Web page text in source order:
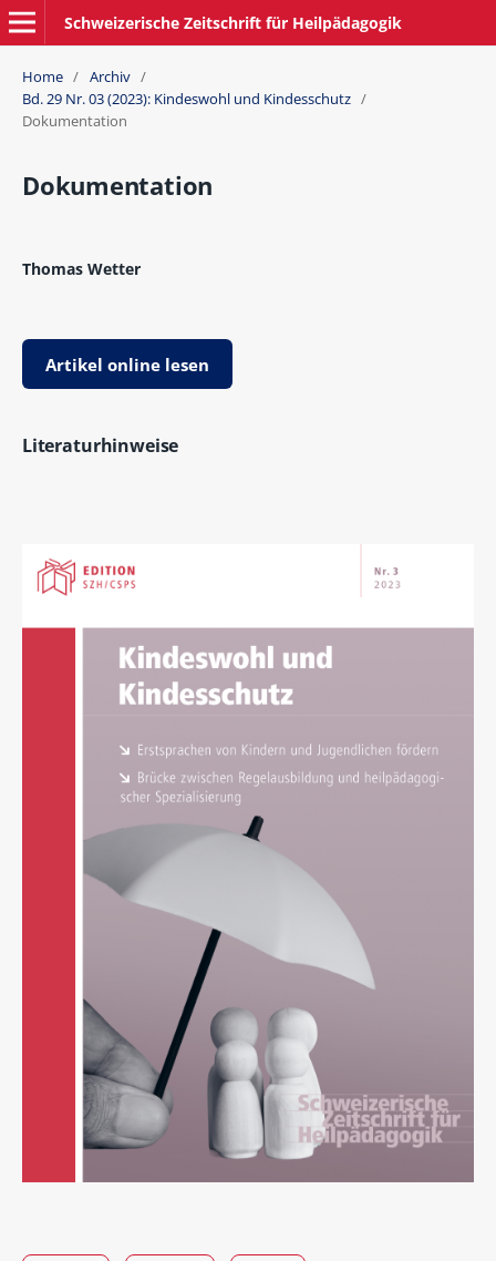
Schweizerische Zeitschrift für Heilpädagogik
Home / Archiv /
Bd. 29 Nr. 03 (2023): Kindeswohl und Kindesschutz /
Dokumentation
Dokumentation
Thomas Wetter
Artikel online lesen
Literaturhinweise